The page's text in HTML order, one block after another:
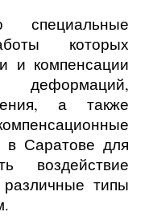
которых
и компенсации
а также
в Саратове для
воздействие
типы